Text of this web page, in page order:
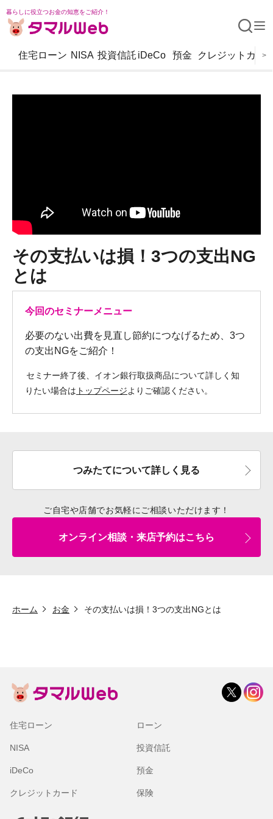
暮らしに役立つお金の知恵をご紹介！
住宅ローン NISA 投資信託 iDeCo 預金 クレジットカー
>
その支払いは損！3つの支出NG
とは
今回のセミナーメニュー
必要のない出費を見直し節約につなげるため、3つ
の支出NGをご紹介！
セミナー終了後、イオン銀行取扱商品について詳しく知
りたい場合は トップページよりご確認ください。
つみたてについて詳しく見る
ご自宅や店舗でお気軽にご相談いただけます！
オンライン相談・来店予約はこちら
ホーム お金 その支払いは損！3つの支出NGとは
住宅ローン ローン
NISA 投資信託
iDeCo 預金
クレジットカード 保険